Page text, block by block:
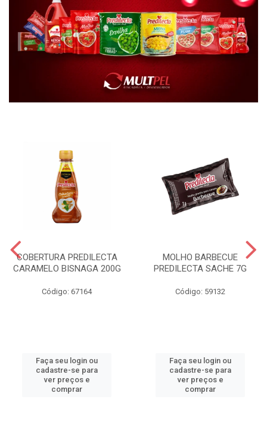
COBERTURA PREDILECTA
CARAMELO BISNAGA 200G
Código: 67164
Faça seu login ou
cadastre-se para
ver preços e
comprar
MOLHO BARBECUE
PREDILECTA SACHE 7G
Código: 59132
Faça seu login ou
cadastre-se para
ver preços e
comprar